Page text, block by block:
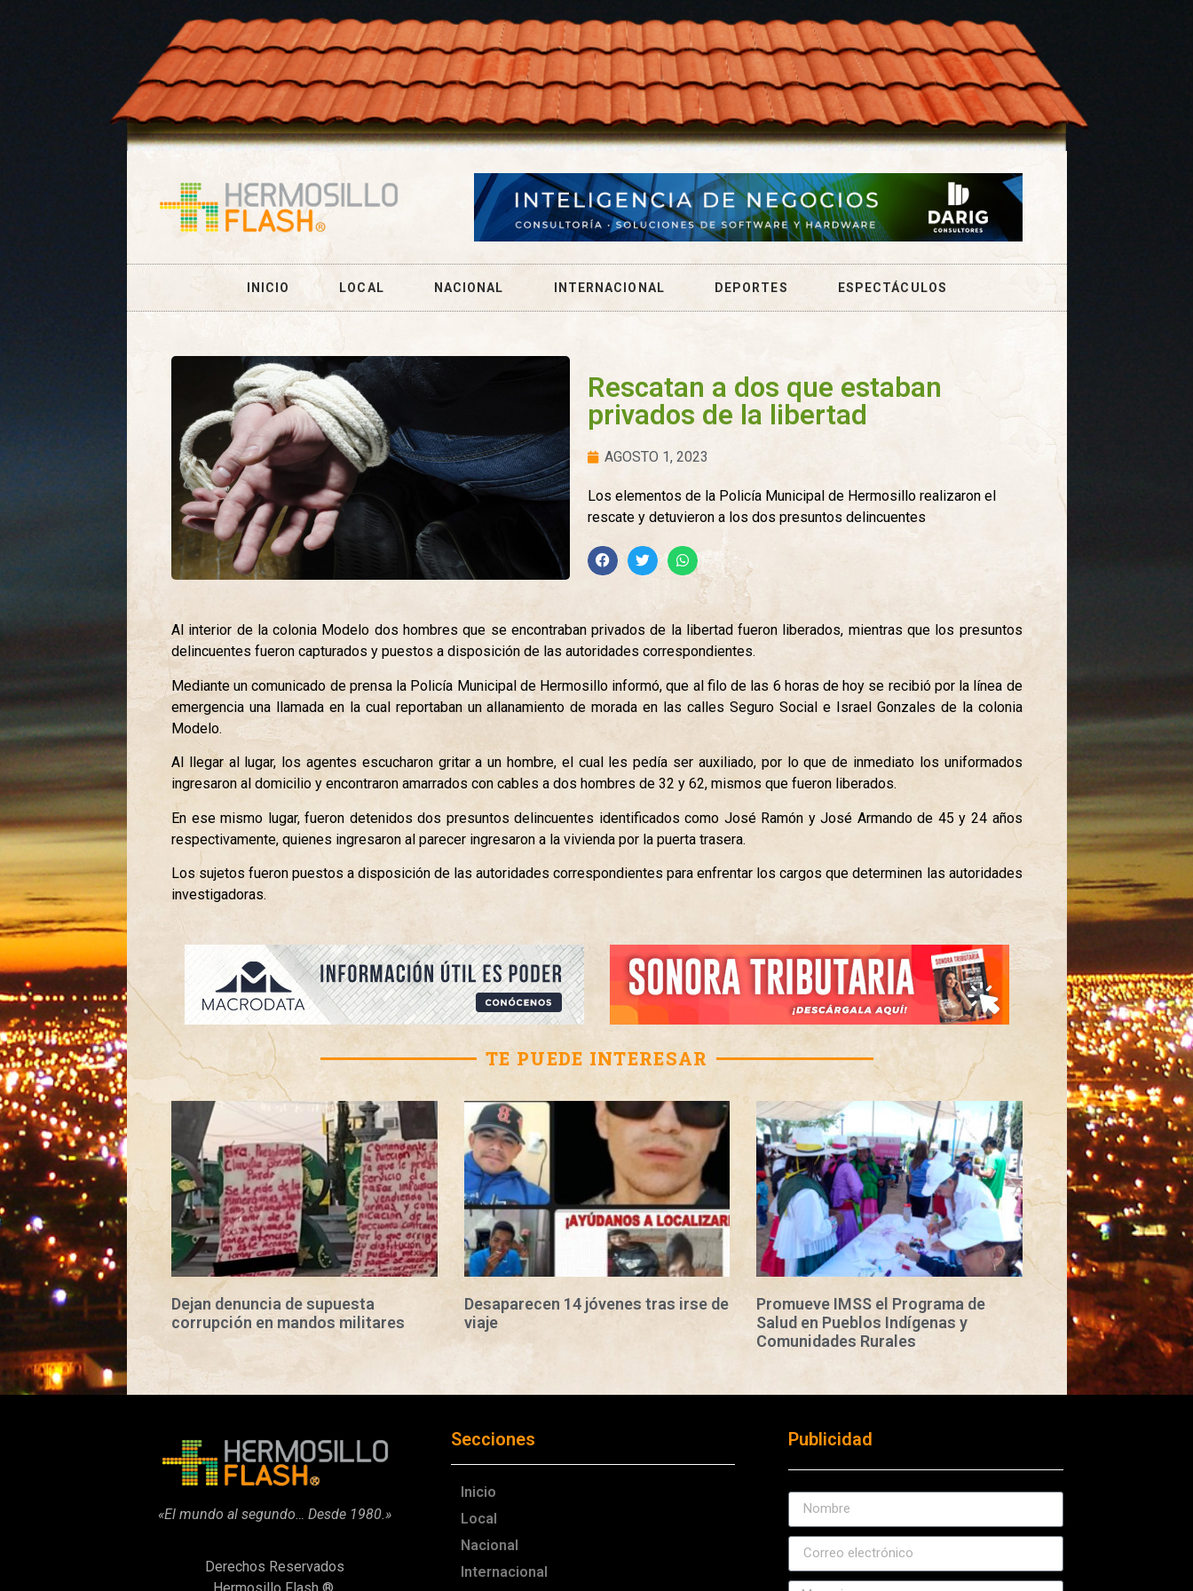
INICIO LOCAL NACIONAL INTERNACIONAL DEPORTES ESPECTÁCULOS
Rescatan a dos que estaban
privados de la libertad
AGOSTO 1, 2023
Los elementos de la Policía Municipal de Hermosillo realizaron el
rescate y detuvieron a los dos presuntos delincuentes
Al interior de la colonia Modelo dos hombres que se encontraban privados de la libertad fueron liberados, mientras que los presuntos
delincuentes fueron capturados y puestos a disposición de las autoridades correspondientes.
Mediante un comunicado de prensa la Policía Municipal de Hermosillo informó, que al filo de las 6 horas de hoy se recibió por la línea de
emergencia una llamada en la cual reportaban un allanamiento de morada en las calles Seguro Social e Israel Gonzales de la colonia
Modelo.
Al llegar al lugar, los agentes escucharon gritar a un hombre, el cual les pedía ser auxiliado, por lo que de inmediato los uniformados
ingresaron al domicilio y encontraron amarrados con cables a dos hombres de 32 y 62, mismos que fueron liberados.
En ese mismo lugar, fueron detenidos dos presuntos delincuentes identificados como José Ramón y José Armando de 45 y 24 años
respectivamente, quienes ingresaron al parecer ingresaron a la vivienda por la puerta trasera.
Los sujetos fueron puestos a disposición de las autoridades correspondientes para enfrentar los cargos que determinen las autoridades
investigadoras.
TE PUEDE INTERESAR
Dejan denuncia de supuesta
corrupción en mandos militares
Desaparecen 14 jóvenes tras irse de
viaje
Promueve IMSS el Programa de
Salud en Pueblos Indígenas y
Comunidades Rurales
«El mundo al segundo… Desde 1980.»
Derechos Reservados
Secciones
Inicio
Local
Nacional
Internacional
Publicidad